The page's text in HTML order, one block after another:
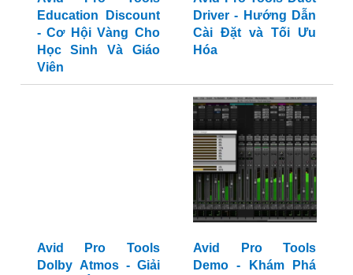
Education Discount
- Cơ Hội Vàng Cho
Học Sinh Và Giáo
Viên
Driver - Hướng Dẫn
Cài Đặt và Tối Ưu
Hóa
Avid Pro Tools
Dolby Atmos - Giải
Avid Pro Tools
Demo - Khám Phá